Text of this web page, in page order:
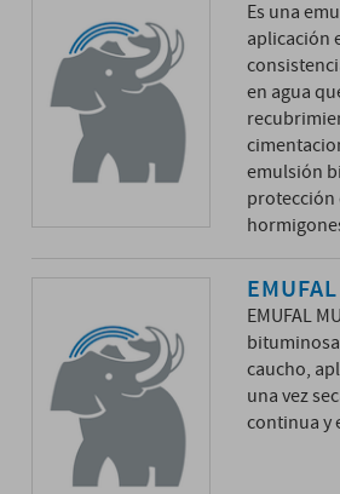
Es una
aplicación
en agua
emulsión
protección
EMUFAL
caucho,
una vez
continua y